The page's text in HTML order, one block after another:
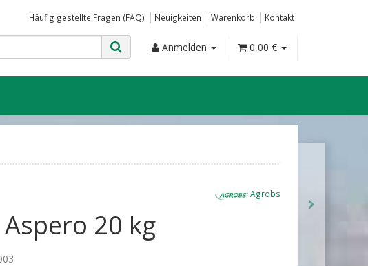
Häufig gestellte Fragen (FAQ) Neuigkeiten Warenkorb Kontakt
Anmelden 0,00 €
Agrobs
20 kg